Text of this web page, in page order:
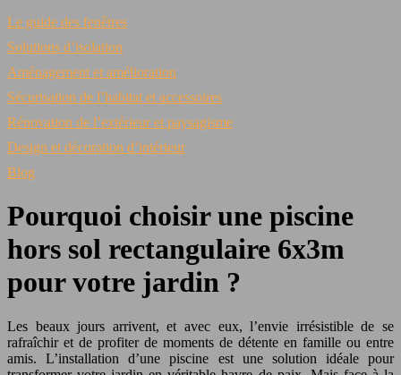
Le guide des fenêtres
Solutions d’isolation
Aménagement et amélioration
Sécurisation de l’habitat et accessoires
Rénovation de l’extérieur et paysagisme
Design et décoration d’intérieur
Blog
Pourquoi choisir une piscine
hors sol rectangulaire 6x3m
pour votre jardin ?
Les beaux jours arrivent, et avec eux, l’envie irrésistible de se
rafraîchir et de profiter de moments de détente en famille ou entre
amis. L’installation d’une piscine est une solution idéale pour